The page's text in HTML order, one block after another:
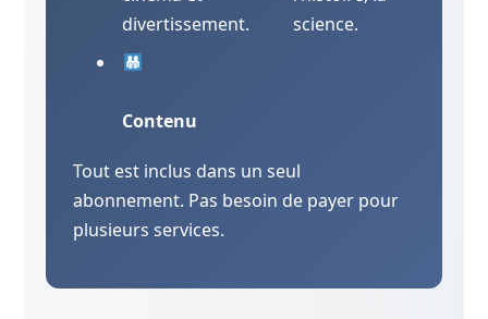
divertissement.
Contenu
science.
Tout est inclus dans un seul
abonnement. Pas besoin de payer pour
plusieurs services.